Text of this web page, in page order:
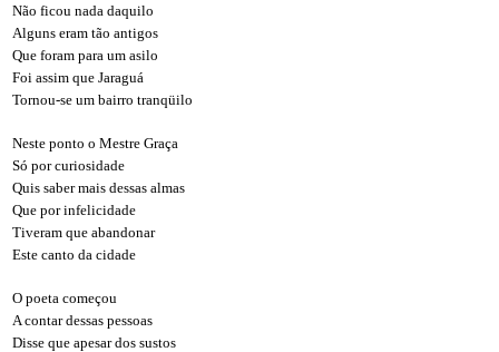
Não ficou nada daquilo
Alguns eram tão antigos
Que foram para um asilo
Foi assim que Jaraguá
Tornou-se um bairro tranqüilo
Neste ponto o Mestre Graça
Só por curiosidade
Quis saber mais dessas almas
Que por infelicidade
Tiveram que abandonar
Este canto da cidade
O poeta começou
A contar dessas pessoas
Disse que apesar dos sustos